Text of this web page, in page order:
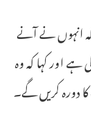
انہوں نے آنے
اور کہا کہ وہ
کا دورہ کریں گے۔